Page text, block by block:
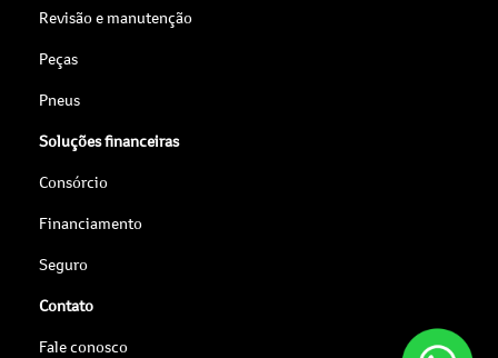
Revisão e manutenção
Peças
Pneus
Soluções financeiras
Consórcio
Financiamento
Seguro
Contato
Fale conosco